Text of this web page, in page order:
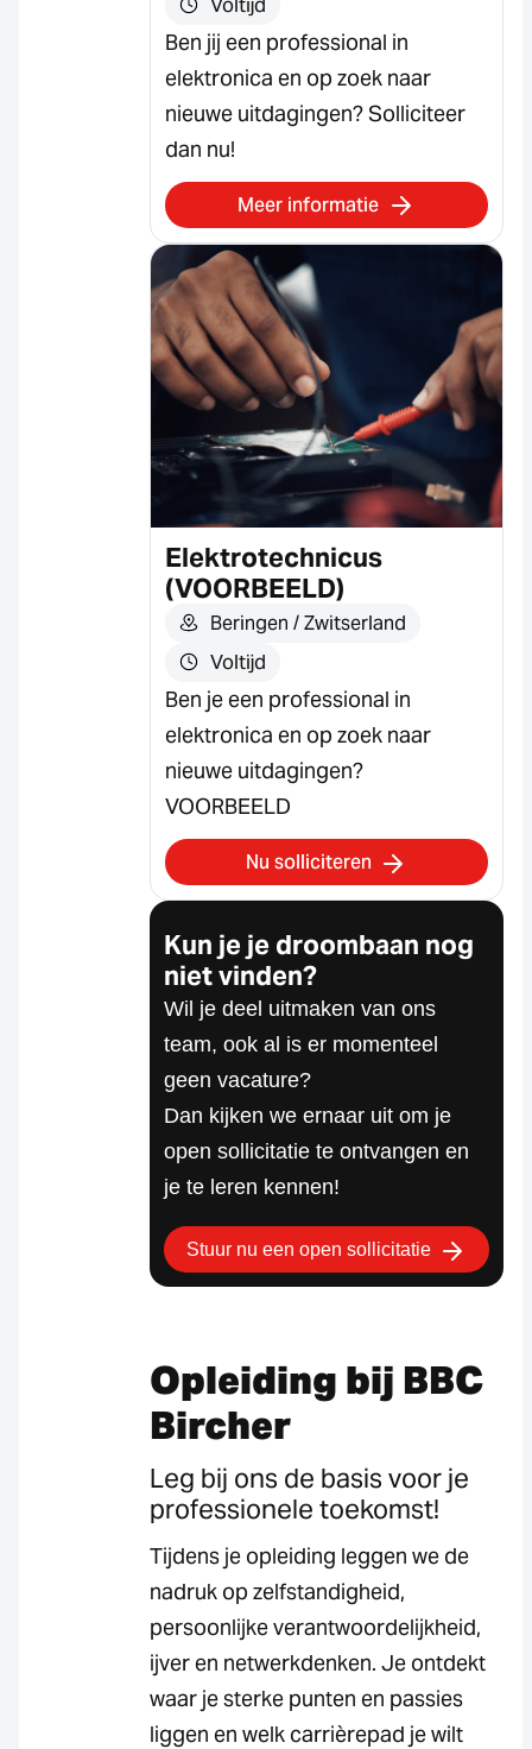
Ben jij een professional in
elektronica en op zoek naar
nieuwe uitdagingen? Solliciteer
dan nu!
Meer informatie
Elektrotechnicus
(VOORBEELD)
Beringen / Zwitserland
Voltijd
Ben je een professional in
elektronica en op zoek naar
nieuwe uitdagingen?
VOORBEELD
Nu solliciteren
Kun je je droombaan nog
niet vinden?
Wil je deel uitmaken van ons
team, ook al is er momenteel
geen vacature?
Dan kijken we ernaar uit om je
open sollicitatie te ontvangen en
je te leren kennen!
Stuur nu een open sollicitatie
Opleiding bij BBC
Bircher
Leg bij ons de basis voor je
professionele toekomst!
Tijdens je opleiding leggen we de
nadruk op zelfstandigheid,
persoonlijke verantwoordelijkheid,
ijver en netwerkdenken. Je ontdekt
waar je sterke punten en passies
liggen en welk carrièrepad je wilt